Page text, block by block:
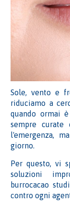
Sole, vento e
riduciamo a
quando ormai
sempre
l'emergenza,
giorno.
Per questo, vi
soluzioni
burrocacao
contro ogni